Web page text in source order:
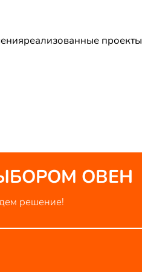
реализованные проекты
ОВЕН
решение!